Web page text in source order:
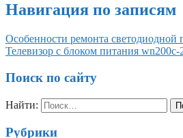
Навигация по записям
Особенности ремонта светодиодной
Телевизор с блоком питания wn200c-
Поиск по сайту
Найти:
Рубрики